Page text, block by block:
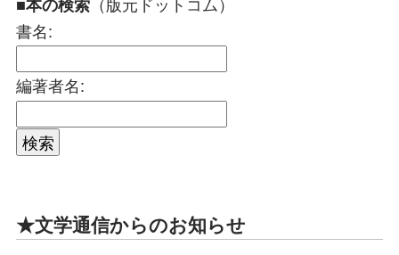
書名:
編著者名:
★文学通信からのお知らせ